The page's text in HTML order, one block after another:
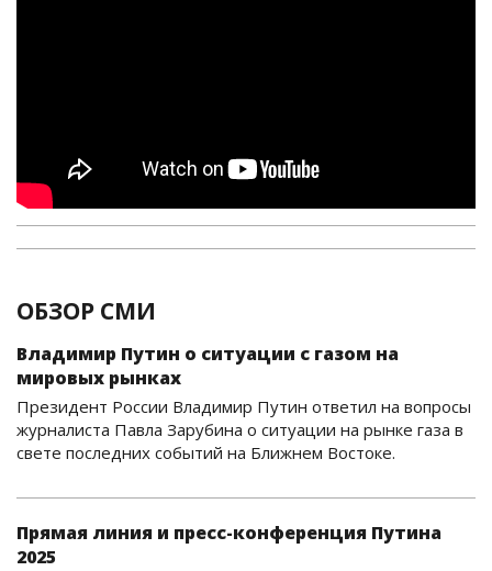
ОБЗОР СМИ
Владимир Путин о ситуации с газом на
мировых рынках
Президент России Владимир Путин ответил на вопросы
журналиста Павла Зарубина о ситуации на рынке газа в
свете последних событий на Ближнем Востоке.
Прямая линия и пресс-конференция Путина
2025